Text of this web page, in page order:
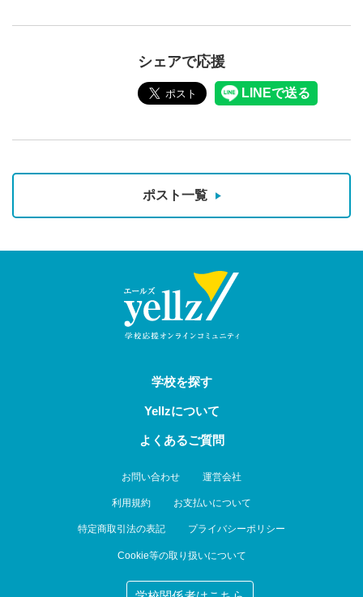
シェアで応援
ポスト一覧
学校を探す
Yellzについて
よくあるご質問
お問い合わせ 運営会社
利用規約 お支払いについて
特定商取引法の表記 プライバシーポリシー
Cookie等の取り扱いについて